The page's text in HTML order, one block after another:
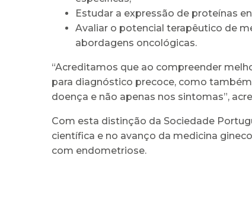
Estudar a expressão de proteínas
Avaliar o potencial terapêutico de
abordagens oncológicas.
“Acreditamos que ao compreender
para diagnóstico precoce, como
doença e não apenas nos sintomas”,
Com esta distinção da Sociedade
científica e no avanço da medicina
com endometriose.